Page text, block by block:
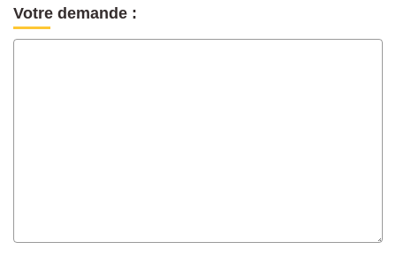
Votre demande :